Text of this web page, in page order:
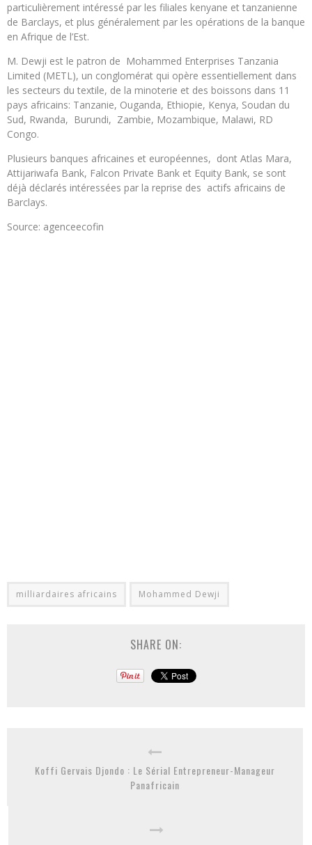
particulièrement intéressé par les filiales kenyane et tanzanienne
de Barclays, et plus généralement par les opérations de la banque
en Afrique de l’Est.
M. Dewji est le patron de Mohammed Enterprises Tanzania
Limited (METL), un conglomérat qui opère essentiellement dans
les secteurs du textile, de la minoterie et des boissons dans 11
pays africains: Tanzanie, Ouganda, Ethiopie, Kenya, Soudan du
Sud, Rwanda, Burundi, Zambie, Mozambique, Malawi, RD
Congo.
Plusieurs banques africaines et européennes, dont Atlas Mara,
Attijariwafa Bank, Falcon Private Bank et Equity Bank, se sont
déjà déclarés intéressées par la reprise des actifs africains de
Barclays.
Source: agenceecofin
milliardaires africains Mohammed Dewji
SHARE ON:
Koffi Gervais Djondo : Le Sérial Entrepreneur-Manageur
Panafricain